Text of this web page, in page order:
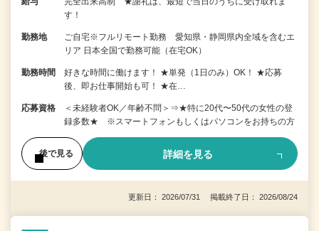
す！
勤務地
ご自宅※フルリモート勤務 愛知県・静岡県内全域を含むエ
リア 日本全国で勤務可能（在宅OK）
勤務時間
好きな時間に働けます！ ★単発（1日のみ）OK！ ★応募
後、即お仕事開始も可！ ★在…
応募資格
＜未経験者OK／年齢不問＞⇒★特に20代〜50代の女性の登
録多数★ ※スマートフォンもしくはパソコンをお持ちの方
後で見る 詳細を見る
更新日： 2026/07/31 掲載終了日： 2026/08/24